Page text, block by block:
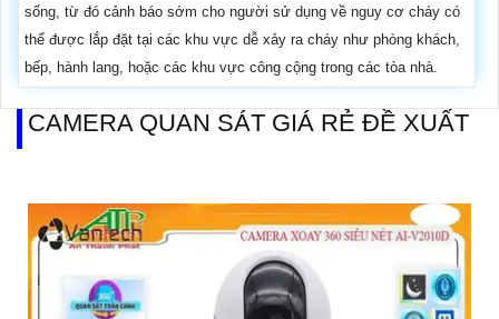
sống, từ đó cảnh báo sớm cho người sử dụng về nguy cơ cháy có
thể được lắp đặt tại các khu vực dễ xảy ra cháy như phòng khách,
bếp, hành lang, hoặc các khu vực công cộng trong các tòa nhà.
CAMERA QUAN SÁT GIÁ RẺ ĐỀ XUẤT